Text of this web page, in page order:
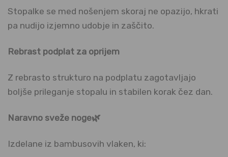
Stopalke se med nošenjem skoraj ne opazijo, hkrati
pa nudijo izjemno udobje in zaščito.
Rebrast podplat za oprijem
Z rebrasto strukturo na podplatu zagotavljajo
boljše prileganje stopalu in stabilen korak čez dan.
Naravno sveže noge🌿
Izdelane iz bambusovih vlaken, ki: